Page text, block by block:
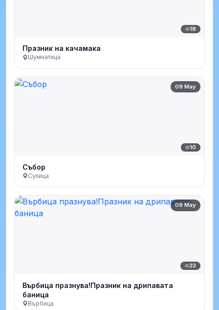
18
Празник на качамака
Шумнатица
09 May
10
Събор
Сулица
09 May
23
Върбица празнува!Празник на дрипавата
баница
Върбица